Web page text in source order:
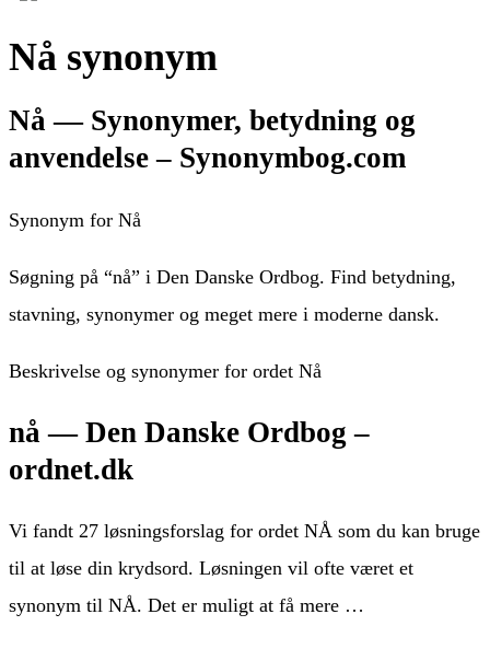
Nå synonym
Nå — Synonymer, betydning og
anvendelse – Synonymbog.com
Synonym for Nå
Søgning på “nå” i Den Danske Ordbog. Find betydning,
stavning, synonymer og meget mere i moderne dansk.
Beskrivelse og synonymer for ordet Nå
nå — Den Danske Ordbog –
ordnet.dk
Vi fandt 27 løsningsforslag for ordet NÅ som du kan bruge
til at løse din krydsord. Løsningen vil ofte været et
synonym til NÅ. Det er muligt at få mere …